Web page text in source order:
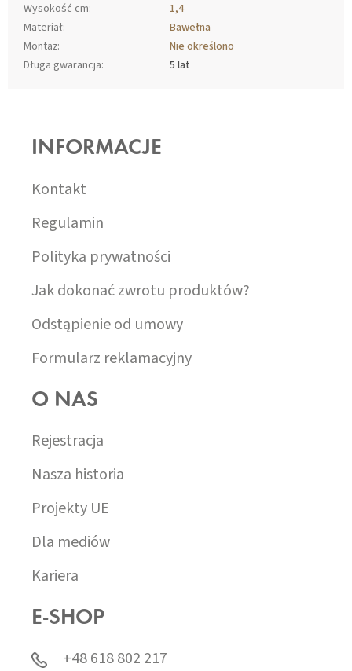
Wysokość cm:
1,4
Materiał:
Bawełna
Montaż:
Nie określono
Długa gwarancja:
5 lat
INFORMACJE
Kontakt
Regulamin
Polityka prywatności
Jak dokonać zwrotu produktów?
Odstąpienie od umowy
Formularz reklamacyjny
O NAS
Rejestracja
Nasza historia
Projekty UE
Dla mediów
Kariera
E-SHOP
+48 618 802 217